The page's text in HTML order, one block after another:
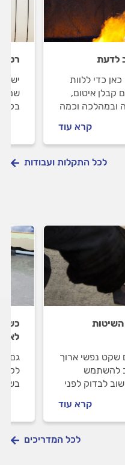
לדעת
כדי ללוות
קבלן איטום,
ובמהלכה וכמה
קרא עוד
יש
לכל התקלות ועבודות
השיטות
שקט נפשי ארוך
להשתמש
לבדוק לפני
קרא עוד
לא
גם
לכל המדריכים